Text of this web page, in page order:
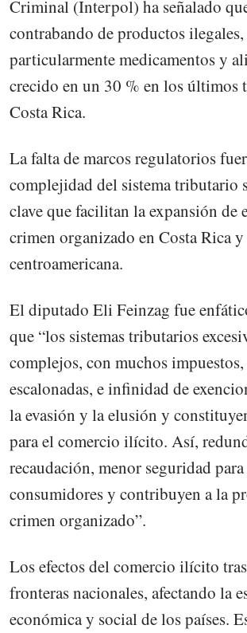
Criminal (Interpol) ha señalado
contrabando de productos ilegales,
particularmente medicamentos y
crecido en un 30 % en los últimos
Costa Rica.
La falta de marcos regulatorios
complejidad del sistema tributario
clave que facilitan la expansión de
crimen organizado en Costa Rica
centroamericana.
El diputado Eli Feinzag fue
que “los sistemas tributarios
complejos, con muchos impuestos,
escalonadas, e infinidad de
la evasión y la elusión y
para el comercio ilícito. Así,
recaudación, menor seguridad
consumidores y contribuyen a la
crimen organizado”.
Los efectos del comercio ilícito
fronteras nacionales, afectando la
económica y social de los países.